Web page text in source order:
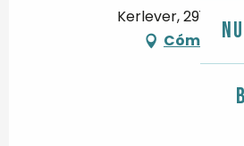
Kerlever, 29120
Cómo